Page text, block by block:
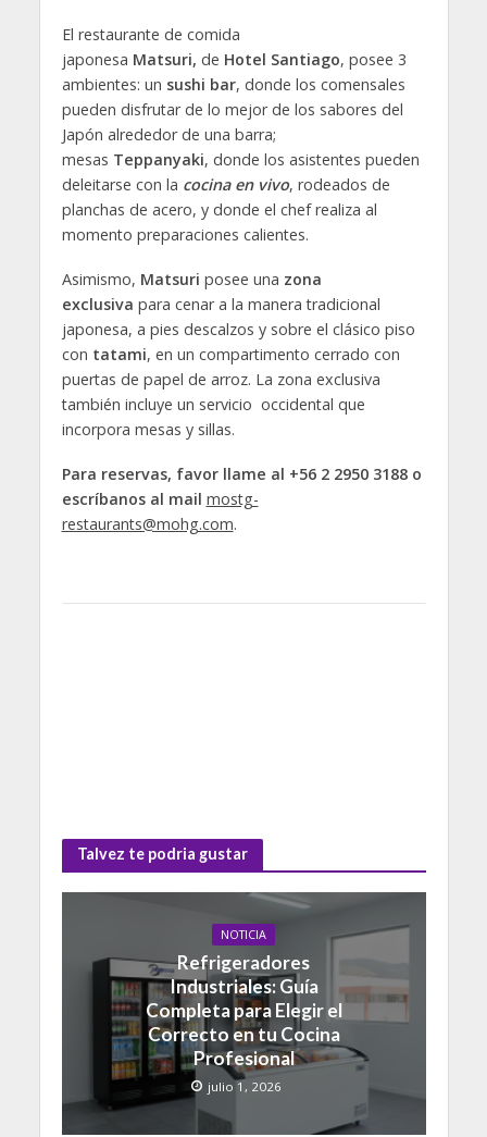
El restaurante de comida
japonesa Matsuri, de Hotel Santiago, posee 3
ambientes: un sushi bar, donde los comensales
pueden disfrutar de lo mejor de los sabores del
Japón alrededor de una barra;
mesas Teppanyaki, donde los asistentes pueden
deleitarse con la cocina en vivo, rodeados de
planchas de acero, y donde el chef realiza al
momento preparaciones calientes.
Asimismo, Matsuri posee una zona
exclusiva para cenar a la manera tradicional
japonesa, a pies descalzos y sobre el clásico piso
con tatami, en un compartimento cerrado con
puertas de papel de arroz. La zona exclusiva
también incluye un servicio occidental que
incorpora mesas y sillas.
Para reservas, favor llame al +56 2 2950 3188 o
escríbanos al mail mostg-
restaurants@mohg.com.
Talvez te podria gustar
NOTICIA
Refrigeradores
Industriales: Guía
Completa para Elegir el
Correcto en tu Cocina
Profesional
julio 1, 2026